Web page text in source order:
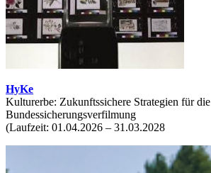
HyKe
Kulturerbe: Zukunftssichere Strategien für die
Bundessicherungsverfilmung
(Laufzeit: 01.04.2026 – 31.03.2028